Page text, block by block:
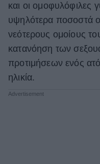
και οι ομοφυλόφιλες
υψηλότερα ποσοστά
νεότερους ομοίους
κατανόηση των
προτιμήσεων ενός
ηλικία.